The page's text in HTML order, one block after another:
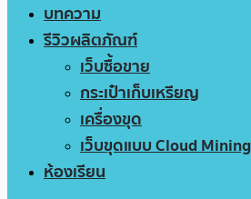
บทความ
รีวิวผลิตภัณฑ์
เว็บซื้อขาย
กระเป๋าเก็บเหรียญ
เครื่องขุด
เว็บขุดแบบ Cloud Mining
ห้องเรียน